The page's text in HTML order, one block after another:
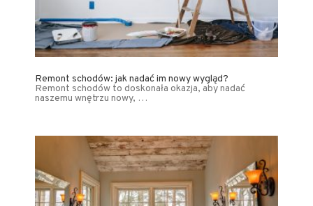
Remont schodów: jak nadać im nowy wygląd?
Remont schodów to doskonała okazja, aby nadać
naszemu wnętrzu nowy, …